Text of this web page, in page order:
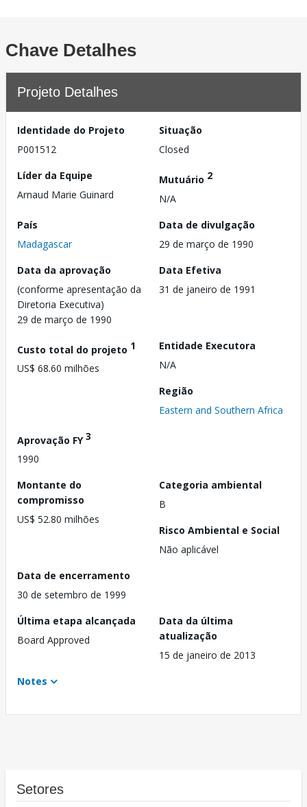
Chave Detalhes
Projeto Detalhes
Identidade do Projeto
P001512
Situação
Closed
Líder da Equipe
Arnaud Marie Guinard
Mutuário 2
N/A
País
Madagascar
Data de divulgação
29 de março de 1990
Data da aprovação
(conforme apresentação da
Diretoria Executiva)
29 de março de 1990
Data Efetiva
31 de janeiro de 1991
Custo total do projeto 1
US$ 68.60 milhões
Entidade Executora
N/A
Região
Eastern and Southern Africa
Aprovação FY3
1990
Montante do
compromisso
US$ 52.80 milhões
Categoria ambiental
B
Risco Ambiental e Social
Não aplicável
Data de encerramento
30 de setembro de 1999
Última etapa alcançada
Board Approved
Data da última
atualização
15 de janeiro de 2013
Notes
Setores